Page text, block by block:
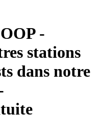
-
stations
dans notre